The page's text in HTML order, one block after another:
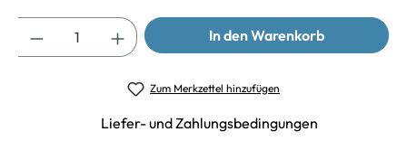
In den Warenkorb
Zum Merkzettel hinzufügen
Liefer- und Zahlungsbedingungen